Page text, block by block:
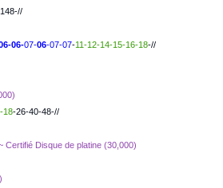
06-07-06-07-07-11-12-14-15-16-18-//
18-26-40-48-//
Disque de platine (30,000)